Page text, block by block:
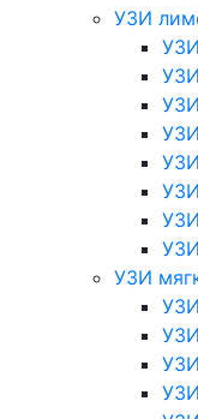
УЗИ
УЗИ